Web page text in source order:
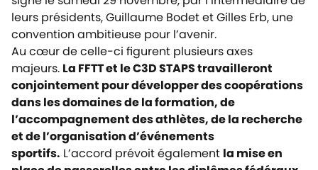
leurs présidents, Guillaume Bodet et Gilles Erb, une
convention ambitieuse pour l’avenir.
Au cœur de celle-ci figurent plusieurs axes
majeurs. La FFTT et le C3D STAPS travailleront
conjointement pour développer des coopérations
dans les domaines de la formation, de
l’accompagnement des athlètes, de la recherche
et de l’organisation d’événements
sportifs. L’accord prévoit également la mise en